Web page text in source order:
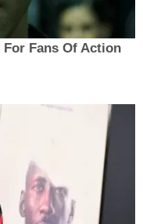
For Fans Of Action